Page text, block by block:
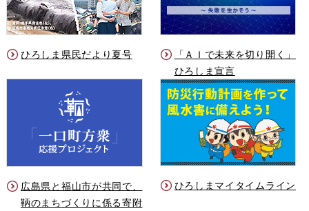
ひろしま県民だより夏号
「ＡＩで未来を切り開く」
ひろしま宣言
広島県と福山市が共同で、
鞆のまちづくりに係る寄附
ひろしまマイタイムライン